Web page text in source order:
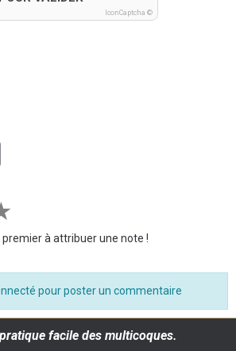
IconCaptcha ©
à attribuer une note !
pour poster un commentaire
facile des multicoques.